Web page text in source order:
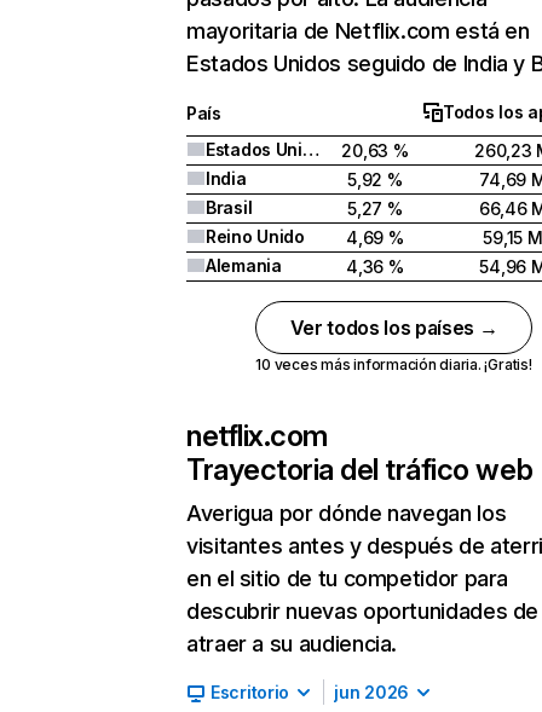
mayoritaria de Netflix.com está en
Estados Unidos seguido de India y
País
Todos los
Estados Unidos
20,63 %
260,23
India
5,92 %
74,69
Brasil
5,27 %
66,46
Reino Unido
4,69 %
59,15 M
Alemania
4,36 % 54,96
Ver todos los países →
10 veces más información diaria. ¡Gratis!
netflix.com
Trayectoria del tráfico web
Averigua por dónde navegan los
visitantes antes y después de
en el sitio de tu competidor para
descubrir nuevas oportunidades de
atraer a su audiencia.
Escritorio jun 2026